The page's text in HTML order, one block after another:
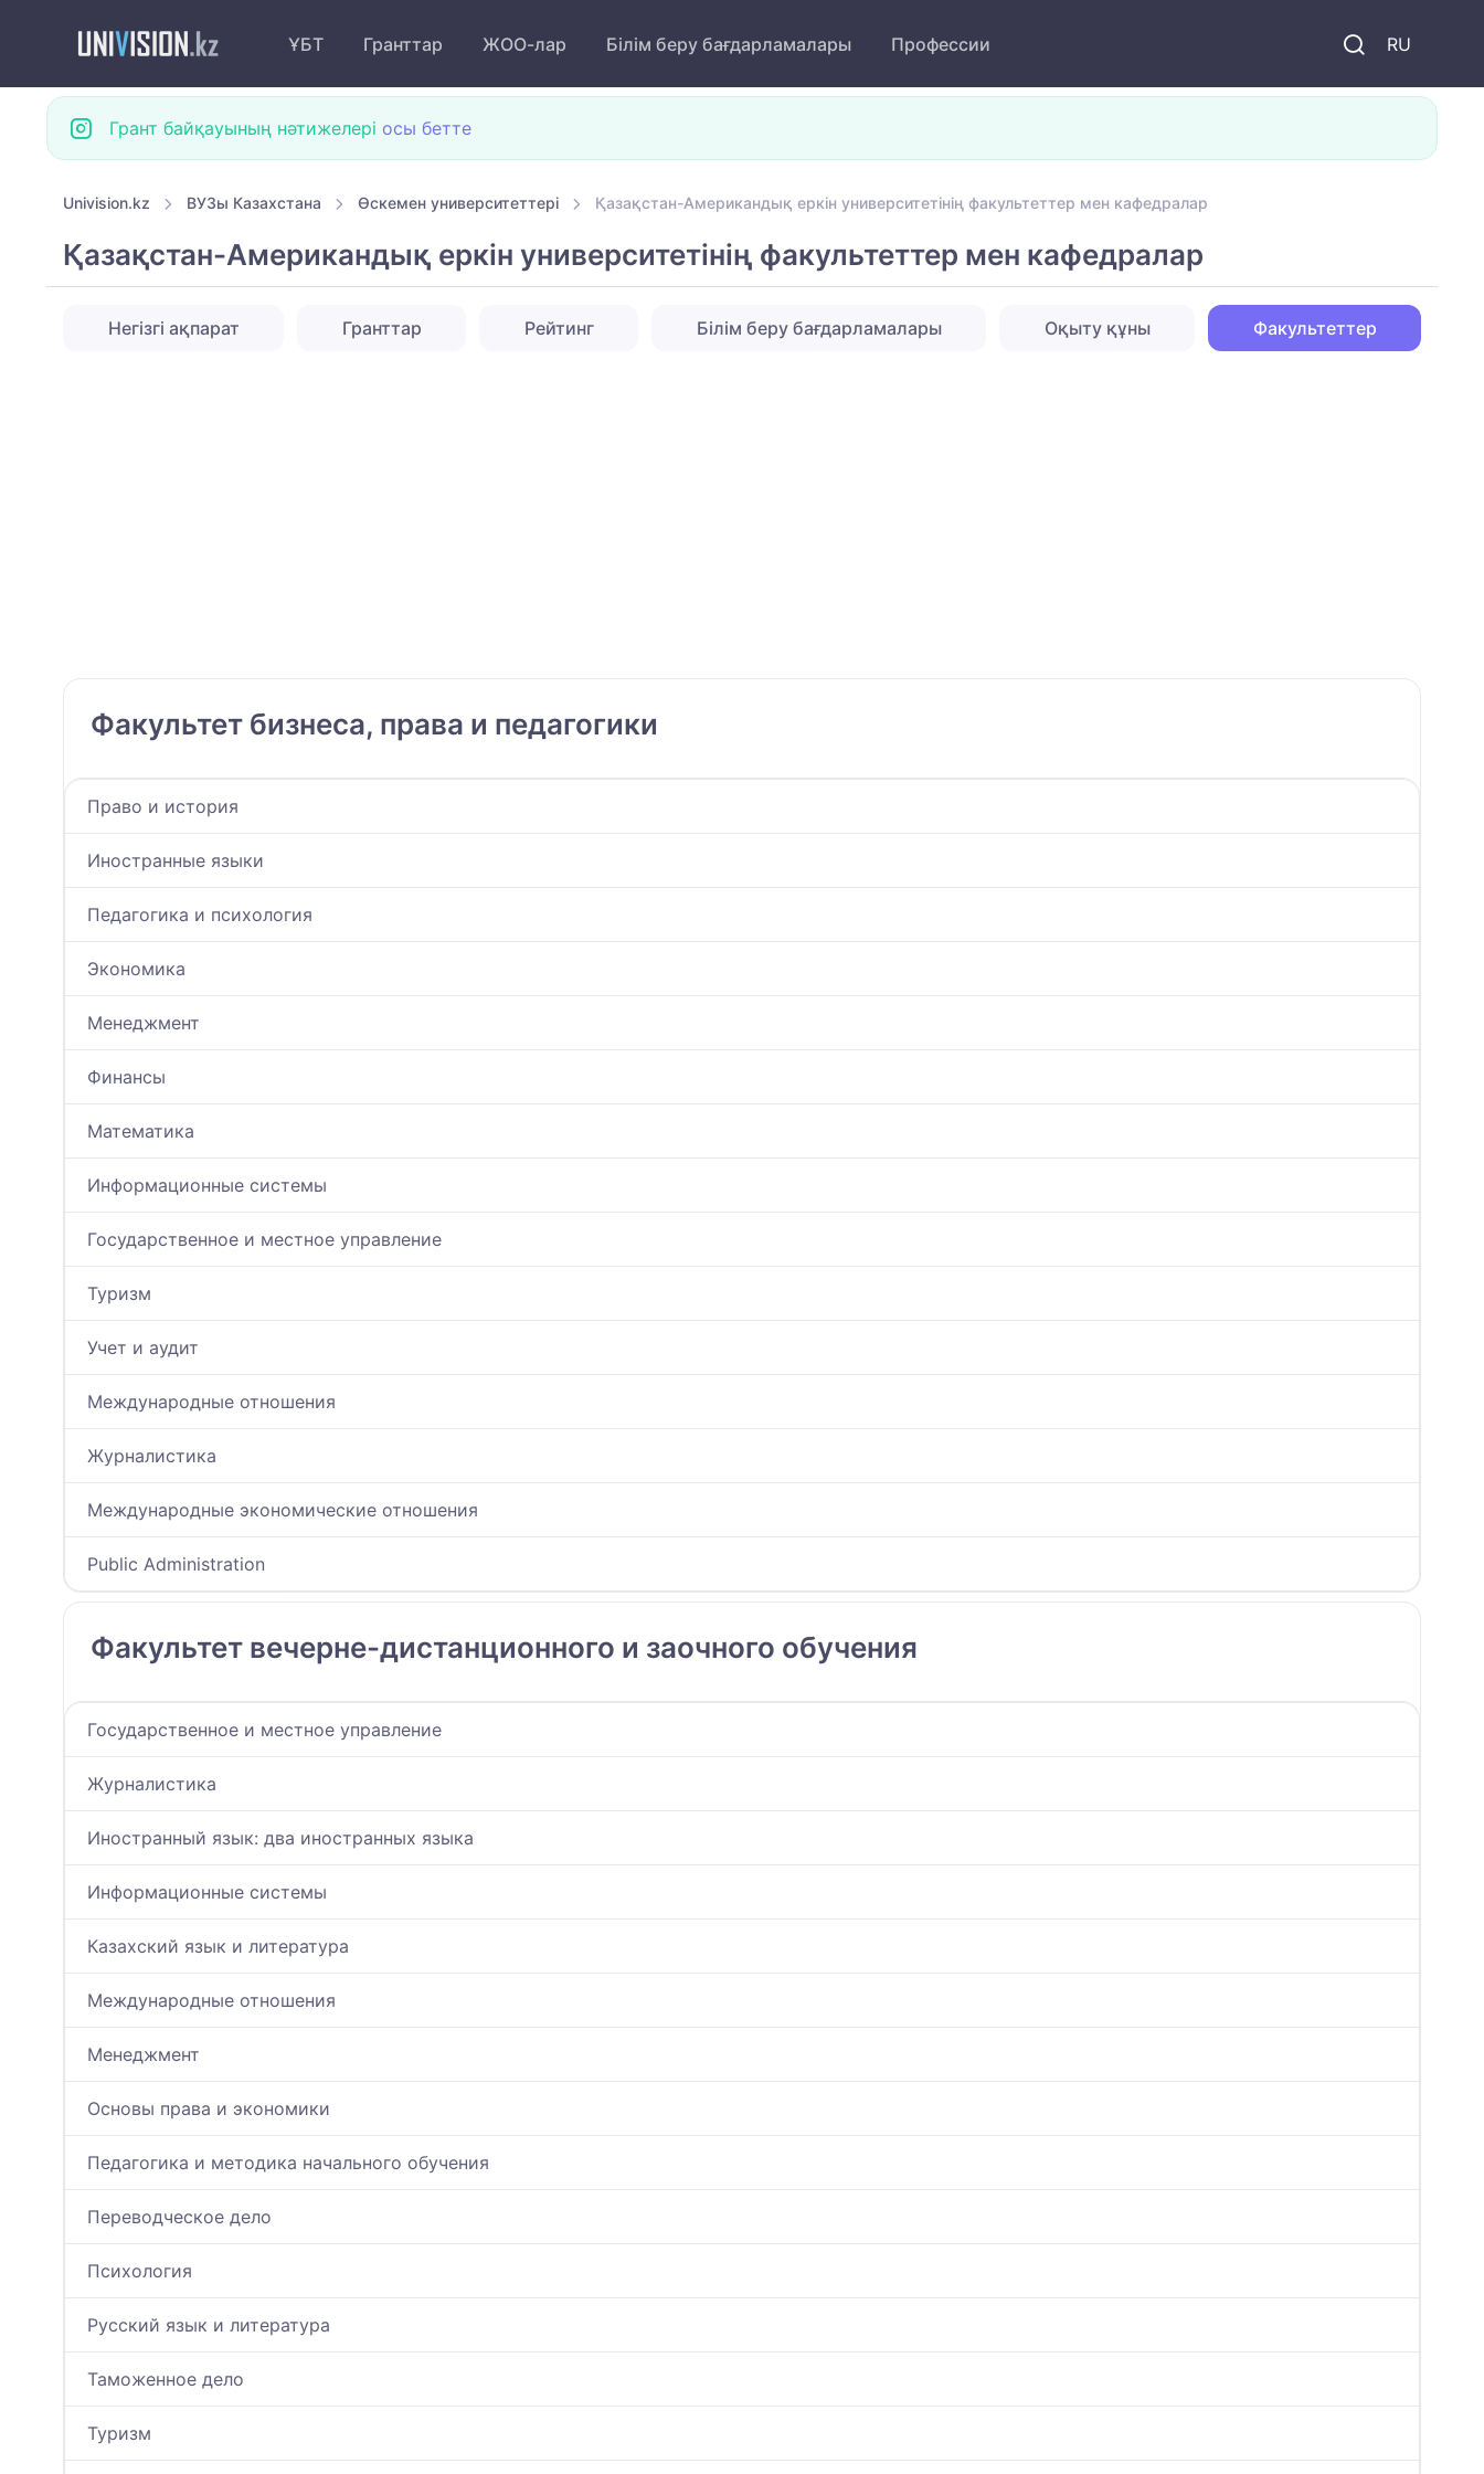
RU
ҰБТ Гранттар ЖОО-лар Білім беру бағдарламалары Профессии
Грант байқауының нәтижелері осы бетте
Univision.kz ВУЗы Казахстана Өскемен университеттері Қазақстан-Американдық еркін университетінің факультеттер мен кафедралар
Қазақстан-Американдық еркін университетінің факультеттер мен кафедралар
Негізгі ақпарат Гранттар Рейтинг Білім беру бағдарламалары Оқыту құны Факультеттер
Факультет бизнеса, права и педагогики
Право и история
Иностранные языки
Педагогика и психология
Экономика
Менеджмент
Финансы
Математика
Информационные системы
Государственное и местное управление
Туризм
Учет и аудит
Международные отношения
Журналистика
Международные экономические отношения
Public Administration
Факультет вечерне-дистанционного и заочного обучения
Государственное и местное управление
Журналистика
Иностранный язык: два иностранных языка
Информационные системы
Казахский язык и литература
Международные отношения
Менеджмент
Основы права и экономики
Педагогика и методика начального обучения
Переводческое дело
Психология
Русский язык и литература
Таможенное дело
Туризм